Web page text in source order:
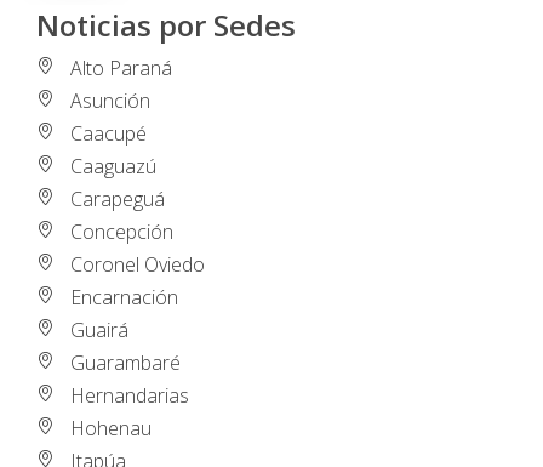
Noticias por Sedes
Alto Paraná
Asunción
Caacupé
Caaguazú
Carapeguá
Concepción
Coronel Oviedo
Encarnación
Guairá
Guarambaré
Hernandarias
Hohenau
Itapúa